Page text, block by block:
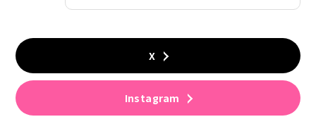
X
Instagram